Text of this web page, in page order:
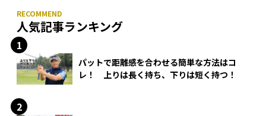
人気記事ランキング
パットで距離感を合わせる簡単な方法はコ
レ！ 上りは長く持ち、下りは短く持つ！